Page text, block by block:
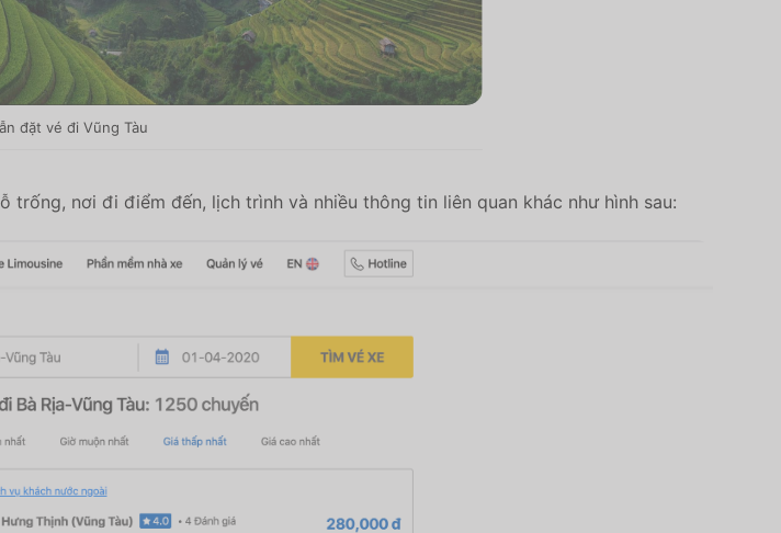
đặt vé đi Vũng Tàu
nơi đi điểm đến, lịch trình và nhiều thông tin liên quan khác như hình sau: